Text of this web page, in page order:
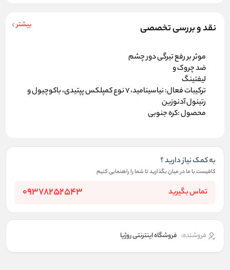
نقد و بررسی تخصصی بیشتر
موثر بر رفع تیرگی دور چشم
ضد چروک و
لیفتینگ
ترکیبات فعال: نیاسینامید، ۷ نوع کمپلکس پپتیدی، باکوچیول و
رتینول آدنوزین
محصول :کره جنوبی
به کمک نیاز دارید ؟
کافیست با ما در میان بگذارید تا شما را راهنمایی کنیم
تماس بگیرید 09378252543
فروشنده: فروشگاه اینترنتی روژیا